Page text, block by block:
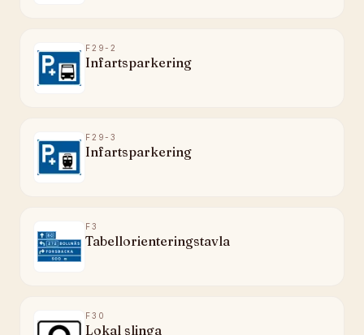
F29-2
Infartsparkering
F29-3
Infartsparkering
F3
Tabellorienteringstavla
F30
Lokal slinga